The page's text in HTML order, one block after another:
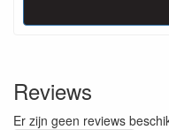
Reviews
Er zijn geen reviews